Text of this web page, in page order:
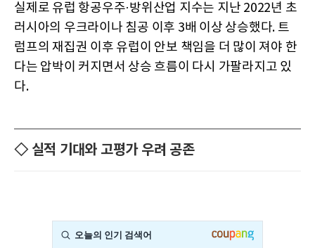
실제로 유럽 항공우주·방위산업 지수는 지난 2022년 초
러시아의 우크라이나 침공 이후 3배 이상 상승했다. 트
럼프의 재집권 이후 유럽이 안보 책임을 더 많이 져야 한
다는 압박이 커지면서 상승 흐름이 다시 가팔라지고 있
다.
◇ 실적 기대와 고평가 우려 공존